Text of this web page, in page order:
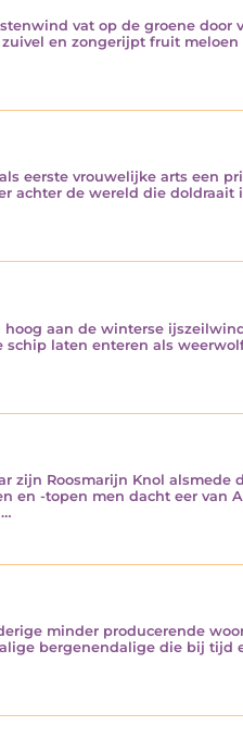
vat op de groene
en zongerijpt fruit
eerste vrouwelijke arts een
achter de wereld die
aan de winterse
laten enteren als
zijn Roosmarijn Knol
en -topen men dacht eer van
minder producerende
bergenendalige die bij